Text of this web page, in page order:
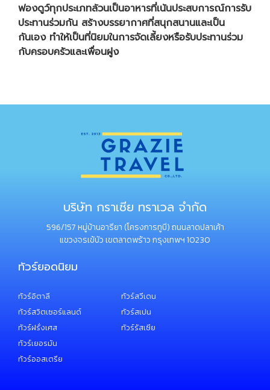
ฟองดูว์ทุกประเภทล้วนเป็นอาหารที่เน้นประสบการณ์การรับ
ประทานร่วมกัน สร้างบรรยากาศที่สนุกสนานและเป็น
กันเอง ทำให้เป็นที่นิยมในการจัดเลี้ยงหรือรับประทานร่วม
กับครอบครัวและเพื่อนฝูง
บริษัท กราเซีย ทราเวล จำกัด
596/157 หมู่บ้านอารียา (โครงการทูบี) ถนนลาดปลาเค้า
แขวงจรเข้บัว เขตลาดพร้าว กรุงเทพฯ 10230
ทัวร์ยอดนิยม
ทัวร์อิตาลี
ทัวร์สวิตเซอร์แลนด์
ทัวร์ฝรั่งเศส
ทัวร์เยอรมัน
ทัวร์ออสเตรีย
ทัวร์สวีเดน
ทัวร์สเปน
ทัวร์รัสเซีย